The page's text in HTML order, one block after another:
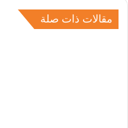
مقالات ذات صلة